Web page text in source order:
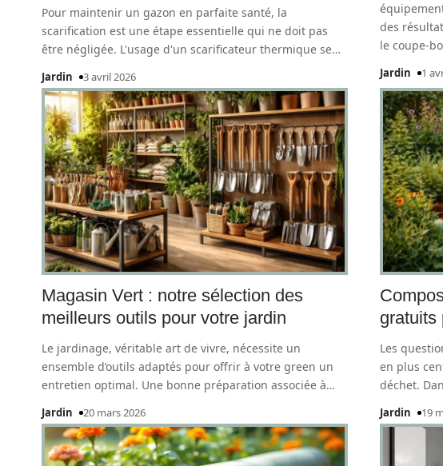
Pour maintenir un gazon en parfaite santé, la
scarification est une étape essentielle qui ne doit pas
être négligée. L'usage d'un scarificateur thermique se…
Jardin 3 avril 2026
des
le coupe-
Jardin 1
Magasin Vert : notre sélection des
meilleurs outils pour votre jardin
Le jardinage, véritable art de vivre, nécessite un
ensemble d’outils adaptés pour offrir à votre green un
entretien optimal. Une bonne préparation associée à…
Jardin 20 mars 2026
gratuits
Les
en plus
déchet.
Jardin 19